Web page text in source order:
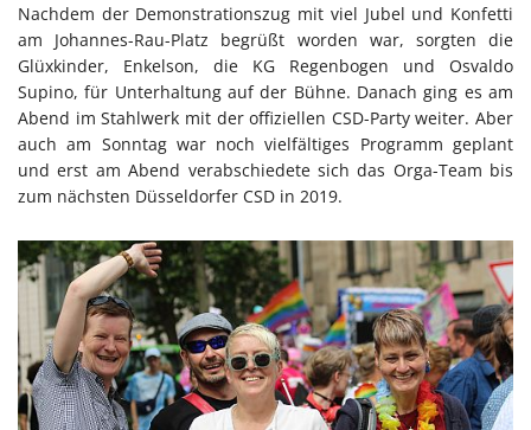
Nachdem der Demonstrationszug mit viel Jubel und Konfetti
am Johannes-Rau-Platz begrüßt worden war, sorgten die
Glüxkinder, Enkelson, die KG Regenbogen und Osvaldo
Supino, für Unterhaltung auf der Bühne. Danach ging es am
Abend im Stahlwerk mit der offiziellen CSD-Party weiter. Aber
auch am Sonntag war noch vielfältiges Programm geplant
und erst am Abend verabschiedete sich das Orga-Team bis
zum nächsten Düsseldorfer CSD in 2019.